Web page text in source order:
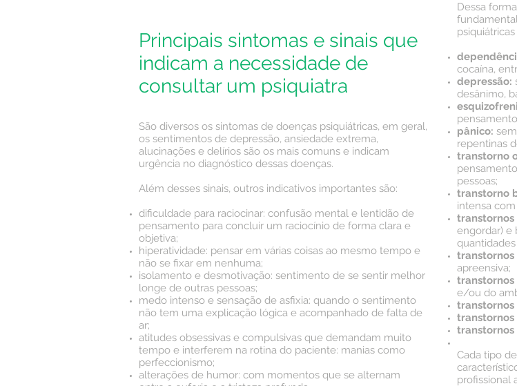
Principais sintomas e sinais que
indicam a necessidade de
consultar um psiquiatra
São diversos os sintomas de doenças psiquiátricas, em geral,
os sentimentos de depressão, ansiedade extrema,
alucinações e delírios são os mais comuns e indicam
urgência no diagnóstico dessas doenças.
Além desses sinais, outros indicativos importantes são:
dificuldade para raciocinar: confusão mental e lentidão de
pensamento para concluir um raciocínio de forma clara e
objetiva;
hiperatividade: pensar em várias coisas ao mesmo tempo e
não se fixar em nenhuma;
isolamento e desmotivação: sentimento de se sentir melhor
longe de outras pessoas;
medo intenso e sensação de asfixia: quando o sentimento
não tem uma explicação lógica e acompanhado de falta de
ar;
atitudes obsessivas e compulsivas que demandam muito
tempo e interferem na rotina do paciente: manias como
perfeccionismo;
alterações de humor: com momentos que se alternam
Dessa
cocaína,
depressão:
desânimo,
pânico:
repentinas
transtorno
pessoas;
transtorno
intensa
engordar) e
transtornos
apreensiva;
transtornos
e/ou do
transtornos
transtornos
transtornos
Cada tipo
profissional